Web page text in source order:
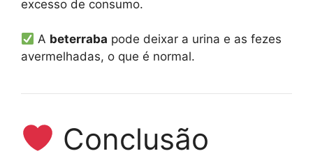
excesso de consumo.
A beterraba pode deixar a urina e as fezes
avermelhadas, o que é normal.
Conclusão